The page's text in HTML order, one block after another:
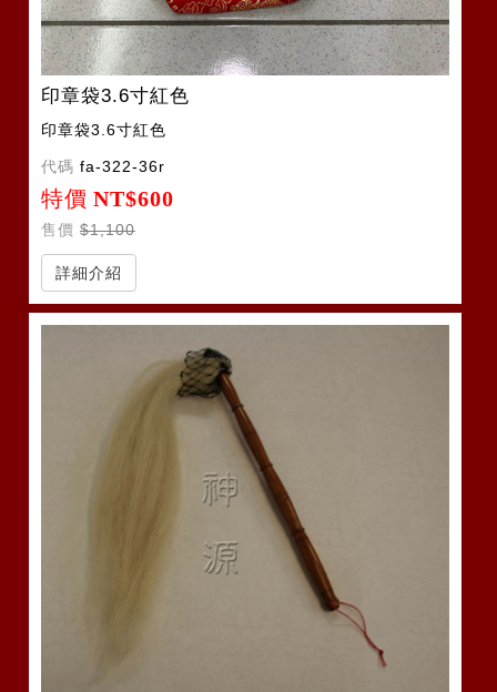
印章袋3.6寸紅色
印章袋3.6寸紅色
代碼 fa-322-36r
特價 NT$600
售價 $1,100
詳細介紹